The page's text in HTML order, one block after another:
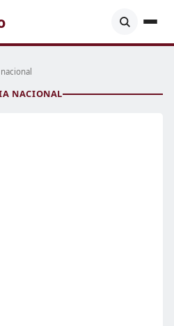
NACIONAL